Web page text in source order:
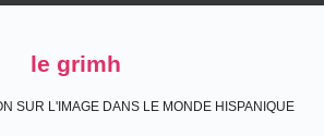
le grimh
SUR L'IMAGE DANS LE MONDE HISPANIQUE